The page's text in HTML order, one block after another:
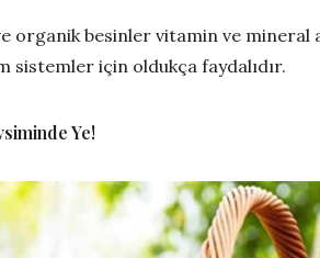
organik besinler vitamin ve mineral
sistemler için oldukça faydalıdır.
Ye!